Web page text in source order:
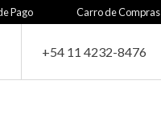
Pago Carro de Compras
+54 11 4232-8476